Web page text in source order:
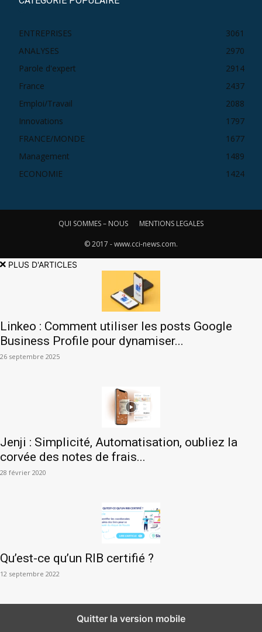
ENTREPRISES
3061
ANALYSES
2970
Parole d'expert
2914
France
2437
Emploi/Travail
2088
Innovations
1797
FRANCE/MONDE
1677
Management
1489
ECONOMIE
1424
QUI SOMMES – NOUS MENTIONS LEGALES
© 2017 - www.cci-news.com.
PLUS D'ARTICLES
Linkeo : Comment utiliser les posts Google
Business Profile pour dynamiser...
26 septembre 2025
Jenji : Simplicité, Automatisation, oubliez la
corvée des notes de frais...
28 février 2020
Qu’est-ce qu’un RIB certifié ?
12 septembre 2022
Quitter la version mobile